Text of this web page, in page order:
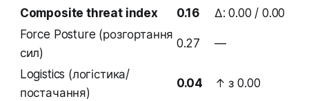
Composite threat index
0.16
Δ: 0.00 / 0.00
Force Posture (розгортання
сил)
0.27 —
Logistics (логістика/
постачання)
0.04 ↑ з 0.00